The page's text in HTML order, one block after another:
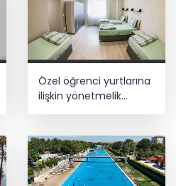
Özel öğrenci yurtlarına
ilişkin yönetmelik
değişikliği... Geçiş süresi